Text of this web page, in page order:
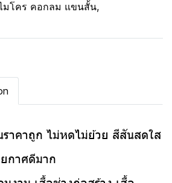
มโคร คอกลม แขนสั้น,
าคาถูก ไม่หดไม่ย้วย สีสันสดใส
กาศดีมาก